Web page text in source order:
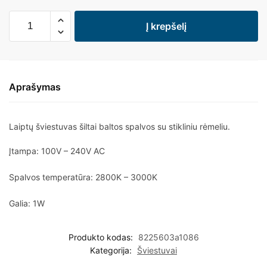
Į krepšelį
Aprašymas
Laiptų šviestuvas šiltai baltos spalvos su stikliniu rėmeliu.
Įtampa: 100V – 240V AC
Spalvos temperatūra: 2800K – 3000K
Galia: 1W
Produkto kodas:
8225603a1086
Kategorija:
Šviestuvai